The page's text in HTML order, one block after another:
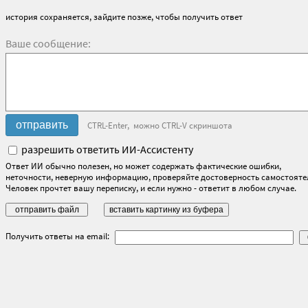
история сохраняется, зайдите позже, чтобы получить ответ
Ваше сообщение:
CTRL-Enter, можно CTRL-V скриншота
разрешить ответить ИИ-Ассистенту
Ответ ИИ обычно полезен, но может содержать фактические ошибки,
неточности, неверную информацию, проверяйте достоверность
Человек прочтет вашу переписку, и если нужно - ответит в любом случае.
Получить ответы на email: